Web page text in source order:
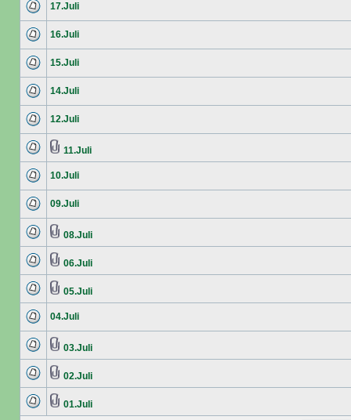
17.Juli
16.Juli
15.Juli
14.Juli
12.Juli
11.Juli
10.Juli
09.Juli
08.Juli
06.Juli
05.Juli
04.Juli
03.Juli
02.Juli
01.Juli